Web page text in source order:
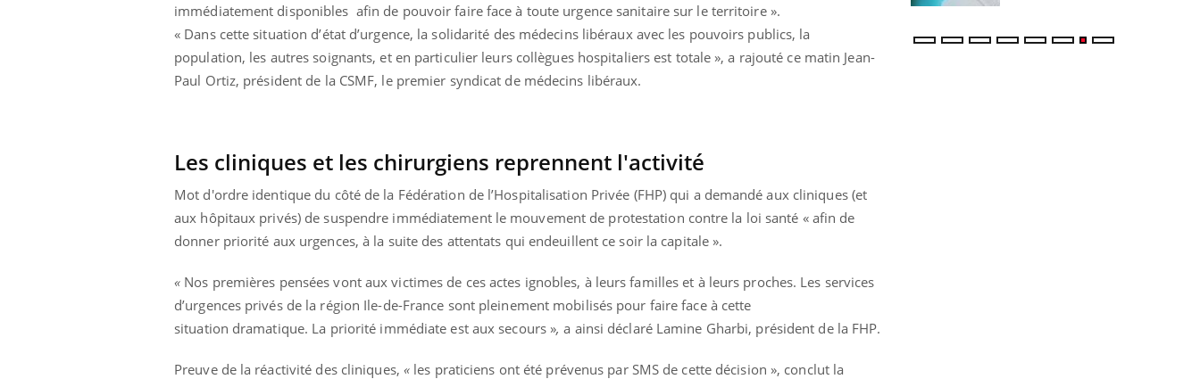
immédiatement disponibles afin de pouvoir faire face à toute urgence sanitaire sur le territoire ».
« Dans cette situation d’état d’urgence, la solidarité des médecins libéraux avec les pouvoirs publics, la
population, les autres soignants, et en particulier leurs collègues hospitaliers est totale », a rajouté ce matin Jean-
Paul Ortiz, président de la CSMF, le premier syndicat de médecins libéraux.
Les cliniques et les chirurgiens reprennent l'activité
Mot d'ordre identique du côté de la Fédération de l’Hospitalisation Privée (FHP) qui a demandé aux cliniques (et
aux hôpitaux privés) de suspendre immédiatement le mouvement de protestation contre la loi santé « afin de
donner priorité aux urgences, à la suite des attentats qui endeuillent ce soir la capitale ».
« Nos premières pensées vont aux victimes de ces actes ignobles, à leurs familles et à leurs proches. Les services
d’urgences privés de la région Ile-de-France sont pleinement mobilisés pour faire face à cette
situation dramatique. La priorité immédiate est aux secours », a ainsi déclaré Lamine Gharbi, président de la FHP.
Preuve de la réactivité des cliniques, « les praticiens ont été prévenus par SMS de cette décision », conclut la